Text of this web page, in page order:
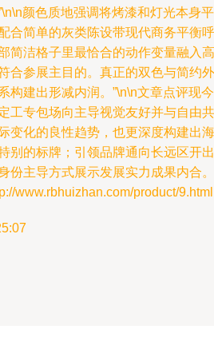
颜色质地强调将烤漆和灯光本身平
合简单的灰类陈设带现代商务平衡呼
洁格子里最恰合的动作变量融入高
合参展主目的。真正的双色与简约外
构建出形减内润。”\n\n文章点评现今
工专包场向主导视觉友好并与自由共
变化的良性趋势，也更深度构建出海
别的标牌；引领品牌通向长远区开出
份主导方式展示发展实力成果内合。
www.rbhuizhan.com/product/9.html